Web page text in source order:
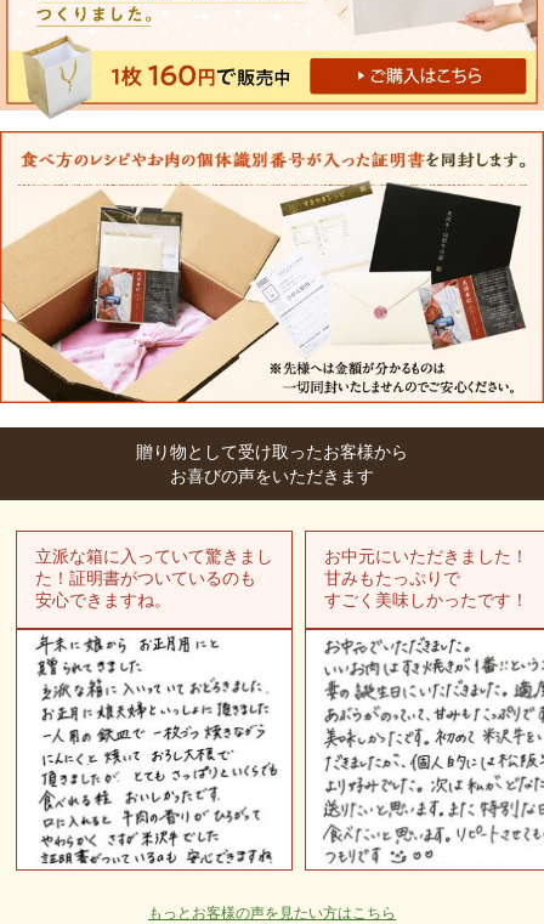
贈り物として受け取ったお客様から
お喜びの声をいただきます
立派な箱に入っていて驚きまし
た！証明書がついているのも
安心できますね。
お中元にいただきました！
甘みもたっぷりで
すごく美味しかったです！
もっとお客様の声を見たい方はこちら